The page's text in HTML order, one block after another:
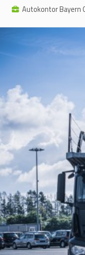
Autokontor Bayern